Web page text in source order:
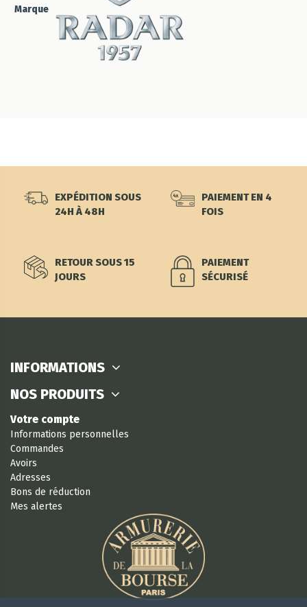
Marque
EXPÉDITION SOUS
24H À 48H
PAIEMENT EN 4
FOIS
RETOUR SOUS 15
JOURS
PAIEMENT
SÉCURISÉ
INFORMATIONS
NOS PRODUITS
Votre compte
Informations personnelles
Commandes
Avoirs
Adresses
Bons de réduction
Mes alertes